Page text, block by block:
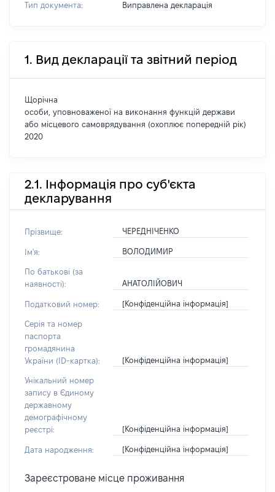
Тип документа: Виправлена декларація
1. Вид декларації та звітний період
Щорічна
особи, уповноваженої на виконання функцій держави
або місцевого самоврядування (охоплює попередній рік)
2020
2.1. Інформація про суб'єкта
декларування
Прізвище: ЧЕРЕДНІЧЕНКО
Ім'я: ВОЛОДИМИР
По батькові (за
наявності):
АНАТОЛІЙОВИЧ
Податковий номер: [Конфіденційна інформація]
Серія та номер
паспорта
громадянина
України (ID-картка):
[Конфіденційна інформація]
Унікальний номер
запису в Єдиному
державному
демографічному
реєстрі:
[Конфіденційна інформація]
Дата народження: [Конфіденційна інформація]
Зареєстроване місце проживання